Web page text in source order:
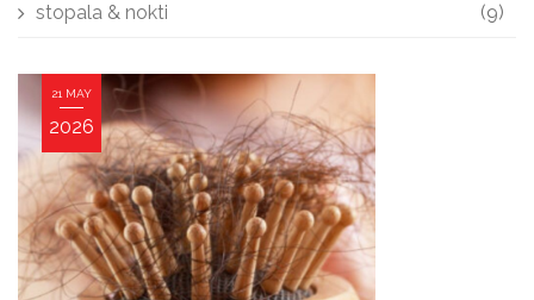
stopala & nokti (9)
21 MAY
2026